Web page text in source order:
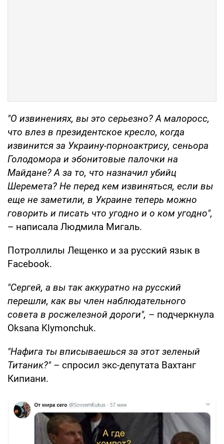
"О извинениях, вы это серьезно? А малоросс,
что влез в президентское кресло, когда
извинится за Украину-порноактрису, сеньора
Голодомора и эбонитовые палочки на
Майдане? А за то, что назначил убийц
Шеремета? Не перед кем извиняться, если вы
еще не заметили, в Украине теперь можно
говорить и писать что угодно и о ком угодно",
– написала Людмила Мигаль.
Потроллилы Лещенко и за русский язык в
Facebook.
"Сергей, а вы так аккуратно на русский
перешли, как вы член наблюдательного
совета в росжелезной дороги", – подчеркнула
Oksana Klymonchuk.
"Нафига ты вписываешься за этот зеленый
Титаник?"– спросил экс-депутата Вахтанг
Кипиани.